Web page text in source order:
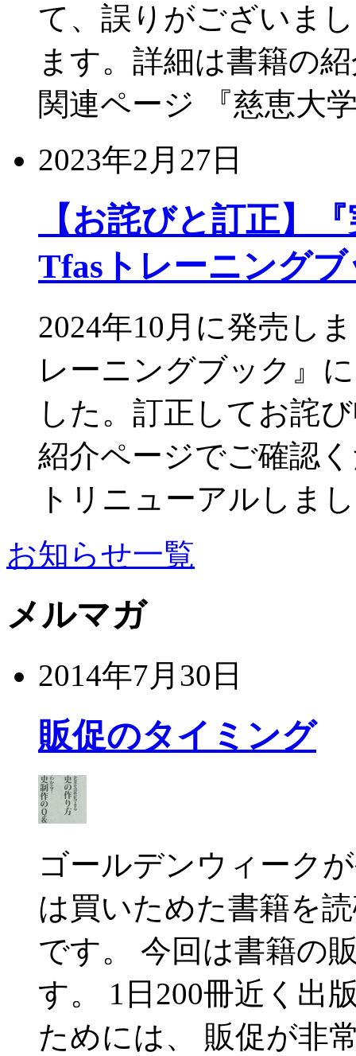
て、誤りがございま
ます。詳細は書籍の
関連ページ 『慈恵大
2023年2月27日
【お詫びと訂正】
Tfasトレーニング
2024年10月に発売し
レーニングブック』
した。訂正してお詫
紹介ページでご確認
トリニューアルしま
お知らせ一覧
メルマガ
2014年7月30日
販促のタイミング
ゴールデンウィーク
は買いためた書籍を
です。 今回は書籍の
す。 1日200冊近く出
ためには、 販促が非